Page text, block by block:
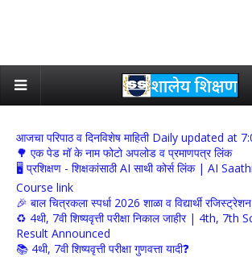
आजचा परिपाठ व दिनविशेष माहिती Daily updated at
🌳 एक पेड मॉ के नाम फोटो अपलोड व प्रमाणपत्र लिंक
🖥 प्रशिक्षण - शिक्षकांसाठी AI साथी कोर्स लिंक | AI
Course link
🎉 बाल चित्रकला स्पर्धा 2026 शाळा व विद्यार्थी
♻️ 4थी, 7वी शिष्यवृत्ती परीक्षा निकाल जाहीर | 4th,
Result Announced
📚 4थी, 7वी शिष्यवृत्ती परीक्षा गुणवत्ता यादी❓